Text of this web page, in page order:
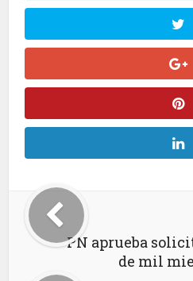
PN aprueba
de mil